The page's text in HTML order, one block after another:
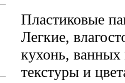
Пластиковые
Легкие,
кухонь, ванных
текстуры и